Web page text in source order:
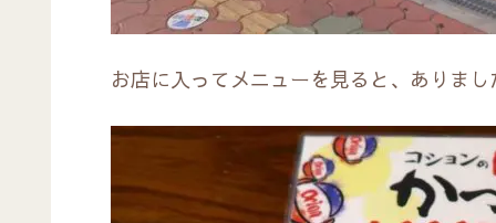
お店に入ってメニューを見ると、ありま